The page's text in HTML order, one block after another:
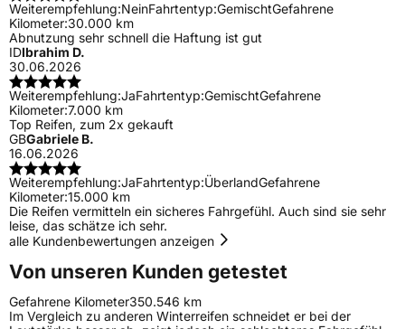
Weiterempfehlung:NeinFahrtentyp:GemischtGefahrene
Kilometer:30.000 km
Abnutzung sehr schnell die Haftung ist gut
IDIbrahim D.
30.06.2026
Weiterempfehlung:JaFahrtentyp:GemischtGefahrene
Kilometer:7.000 km
Top Reifen, zum 2x gekauft
GBGabriele B.
16.06.2026
Weiterempfehlung:JaFahrtentyp:ÜberlandGefahrene
Kilometer:15.000 km
Die Reifen vermitteln ein sicheres Fahrgefühl. Auch sind sie sehr
leise, das schätze ich sehr.
alle Kundenbewertungen anzeigen
Von unseren Kunden getestet
Gefahrene Kilometer350.546 km
Im Vergleich zu anderen Winterreifen schneidet er bei der